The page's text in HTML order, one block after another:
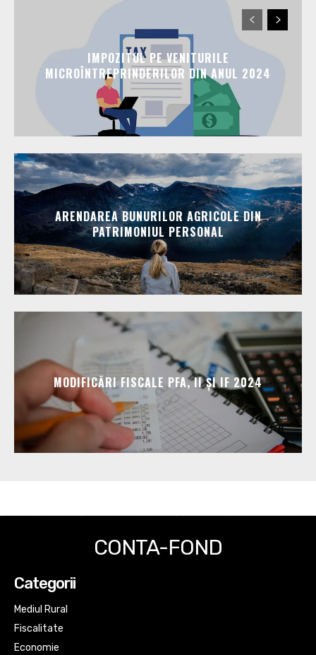
IMPOZITUL PE VENITURILE
MICROÎNTREPRINDERILOR DIN ANUL 2024
ARENDAREA BUNURILOR AGRICOLE DIN
PATRIMONIUL PERSONAL
MODIFICĂRI FISCALE PFA, II ȘI IF 2024
CONTA-FOND
Categorii
Mediul Rural
Fiscalitate
Economie